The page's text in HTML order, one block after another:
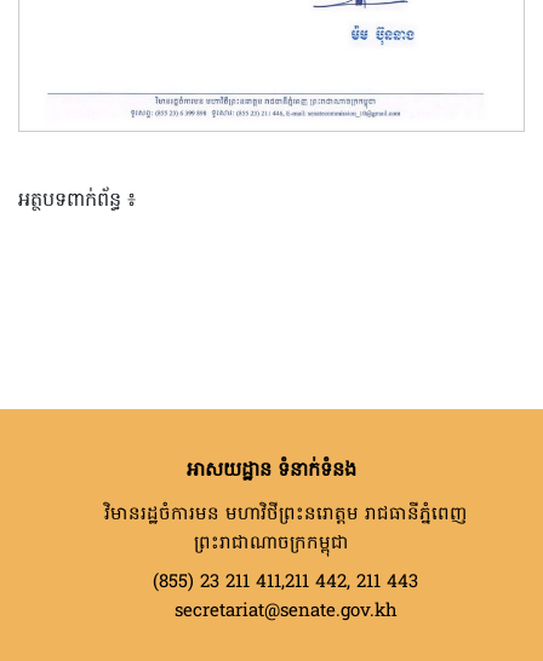
អត្ថបទពាក់ព័ន្ធ ៖
អាសយដ្ឋាន ទំនាក់ទំនង
វិមានរដ្ឋចំការមន មហាវិថីព្រះនរោត្តម រាជធានីភ្នំពេញ
ព្រះរាជាណាចក្រកម្ពុជា
(855) 23 211 411,211 442, 211 443
secretariat@senate.gov.kh